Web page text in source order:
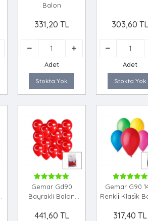
Balon
331,20 TL
Adet
Stokta Yok
303,60 TL
Adet
Stokta Yok
Gemar Gd90
Bayrakli Balon
441,60 TL
Gemar G90
Renkli̇ Klasi̇k
317,40 TL